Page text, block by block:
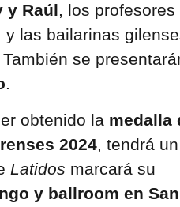
y Raúl, los profesores
y las bailarinas
se
.
obtenido la medalla
2024, tendrá
Latidos marcará su
y ballroom en San